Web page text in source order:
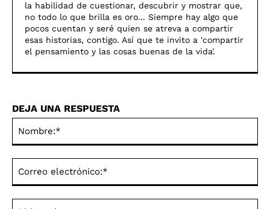
la habilidad de cuestionar, descubrir y mostrar que,
no todo lo que brilla es oro... Siempre hay algo que
pocos cuentan y seré quien se atreva a compartir
esas historias, contigo. Así­ que te invito a 'compartir
el pensamiento y las cosas buenas de la vida'.
DEJA UNA RESPUESTA